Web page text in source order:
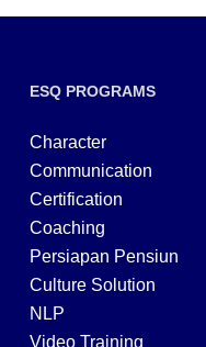
ESQ PROGRAMS
Character
Communication
Certification
Coaching
Persiapan Pensiun
Culture Solution
NLP
Video Training